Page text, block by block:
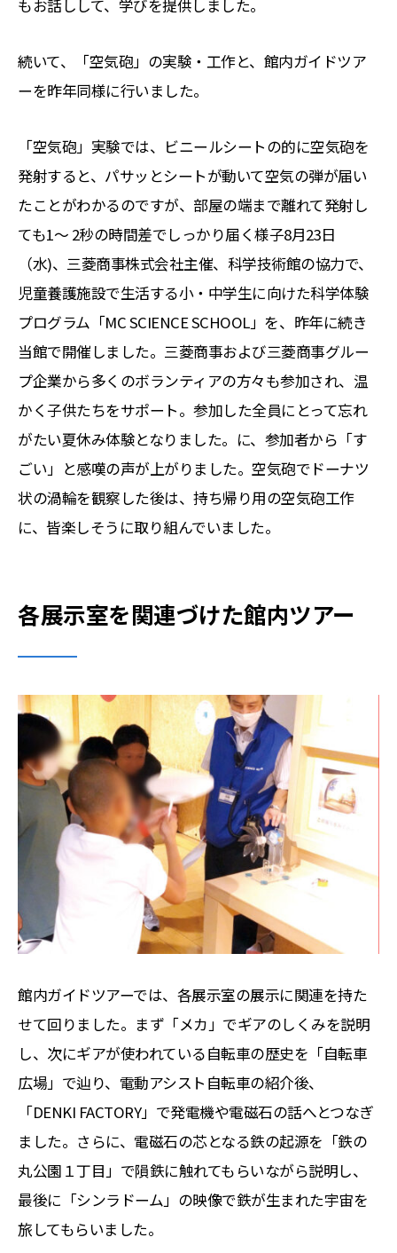
もお話しして、学びを提供しました。
続いて、「空気砲」の実験・工作と、館内ガイドツア
ーを昨年同様に行いました。
「空気砲」実験では、ビニールシートの的に空気砲を
発射すると、パサッとシートが動いて空気の弾が届い
たことがわかるのですが、部屋の端まで離れて発射し
ても1～ 2秒の時間差でしっかり届く様子8月23日
（水)、三菱商事株式会社主催、科学技術館の協力で、
児童養護施設で生活する小・中学生に向けた科学体験
プログラム「MC SCIENCE SCHOOL」を、昨年に続き
当館で開催しました。三菱商事および三菱商事グルー
プ企業から多くのボランティアの方々も参加され、温
かく子供たちをサポート。参加した全員にとって忘れ
がたい夏休み体験となりました。に、参加者から「す
ごい」と感嘆の声が上がりました。空気砲でドーナツ
状の渦輪を観察した後は、持ち帰り用の空気砲工作
に、皆楽しそうに取り組んでいました。
各展示室を関連づけた館内ツアー
館内ガイドツアーでは、各展示室の展示に関連を持た
せて回りました。まず「メカ」でギアのしくみを説明
し、次にギアが使われている自転車の歴史を「自転車
広場」で辿り、電動アシスト自転車の紹介後、
「DENKI FACTORY」で発電機や電磁石の話へとつなぎ
ました。さらに、電磁石の芯となる鉄の起源を「鉄の
丸公園１丁目」で隕鉄に触れてもらいながら説明し、
最後に「シンラドーム」の映像で鉄が生まれた宇宙を
旅してもらいました。